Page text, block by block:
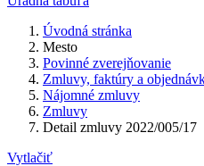
Úvodná stránka
Mesto
Povinné zverejňovanie
Zmluvy, faktúry a
Nájomné zmluvy
Zmluvy
Detail zmluvy 2022/005/17
Vytlačiť